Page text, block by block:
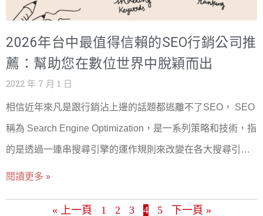
客戶了解更多關於產品或服務的資訊，並最終促成購買決
能有效提高轉化率。同時，內容行銷還可以縮短銷售週期，
因為受眾在做出購買決策前已經通過內容獲得了足夠的資訊
和信心。 5. 降低行銷成本並提高投資回報率
和能見度。 增加網站流量：排名靠前的網站更有可能吸引點
擊，從而導致更多的訪問者流量。 提高用戶體驗：SEO不僅
僅是關於關鍵字和連結，它還涉及優化網站的結構和內容，
使網站更易於導航，提供更好的用戶體驗。 目標質量流量：
品或服務表現出興趣的用戶。 長期效益：一旦您的網站排名
提升，只要持續優化，這種排名就有可能保持較長時間，為
2026年台中最值得信賴的SEO行銷公司推
薦：幫助您在數位世界中脫穎而出
2022 年 7 月 1 日
相信近年來凡是跟行銷沾上邊的話題都逃離不了SEO， SEO
稱為 Search Engine Optimization，是一系列策略和技術，指
的是透過一連串搜尋引擎的運作規則來改變在各大搜尋引擎
（例如Google、Bing等）的自然排名（免付費），從而增加
化： 確保網站內容中包含與用戶搜索相關的關鍵字，並在標
閱讀更多 »
« 上一頁 1 2 3 4 5 下一頁 »